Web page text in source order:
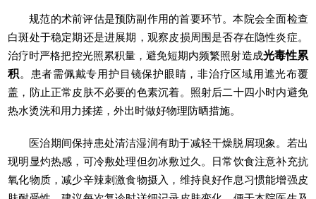
规范的术前评估是预防副作用的首要环节。本院会全面检查
白斑处于稳定期还是进展期，观察皮损周围是否存在隐性炎症。
治疗时严格把控光照累积量，避免短期内频繁照射造成光毒性累
积。患者需佩戴专用护目镜保护眼睛，非治疗区域用遮光布覆
盖，防止正常皮肤不必要的色素沉着。照射后二十四小时内避免
热水烫洗和用力揉搓，外出时做好物理防晒措施。
医治期间保持患处清洁湿润有助于减轻干燥脱屑现象。若出
现明显灼热感，可冷敷处理但勿冰敷过久。日常饮食注意补充抗
氧化物质，减少辛辣刺激食物摄入，维持良好作息习惯能增强皮